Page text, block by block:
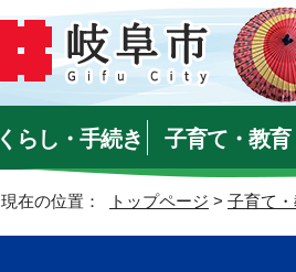
くらし・手続き 子育て・教育
現在の位置： トップページ > 子育て